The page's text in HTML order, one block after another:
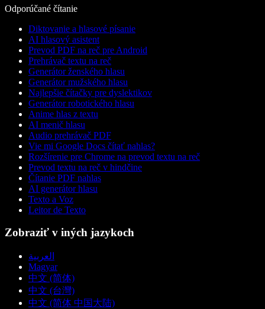
Odporúčané čítanie
Diktovanie a hlasové písanie
AI hlasový asistent
Prevod PDF na reč pre Android
Prehrávač textu na reč
Generátor ženského hlasu
Generátor mužského hlasu
Najlepšie čítačky pre dyslektikov
Generátor robotického hlasu
Anime hlas z textu
AI menič hlasu
Audio prehrávač PDF
Vie mi Google Docs čítať nahlas?
Rozšírenie pre Chrome na prevod textu na reč
Prevod textu na reč v hindčine
Čítanie PDF nahlas
AI generátor hlasu
Texto a Voz
Leitor de Texto
Zobraziť v iných jazykoch
العربية
Magyar
中文 (简体)
中文 (台灣)
中文 (简体 中国大陆)